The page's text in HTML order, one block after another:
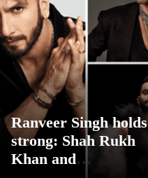
Ranveer Singh holds
strong: Shah Rukh
Khan and